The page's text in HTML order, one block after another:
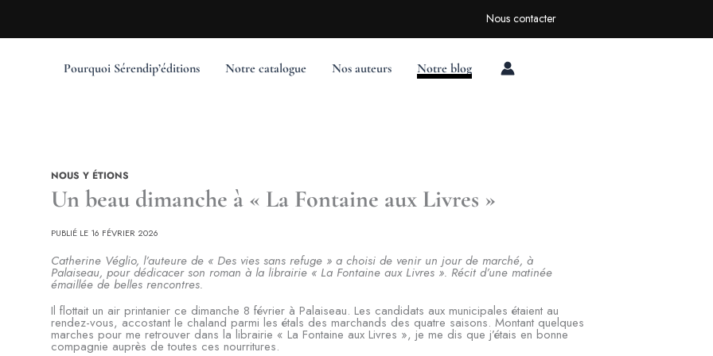
Nous contacter
Pourquoi Sérendip’éditions Notre catalogue Nos auteurs Notre blog
NOUS Y ÉTIONS
Un beau dimanche à « La Fontaine aux Livres »
PUBLIÉ LE 16 FÉVRIER 2026
Catherine Véglio, l’auteure de « Des vies sans refuge » a choisi de venir un jour de marché, à
Palaiseau, pour dédicacer son roman à la librairie « La Fontaine aux Livres ». Récit d’une matinée
émaillée de belles rencontres.
Il flottait un air printanier ce dimanche 8 février à Palaiseau. Les candidats aux municipales étaient au
rendez-vous, accostant le chaland parmi les étals des marchands des quatre saisons. Montant quelques
marches pour me retrouver dans la librairie « La Fontaine aux Livres », je me dis que j’étais en bonne
compagnie auprès de toutes ces nourritures.